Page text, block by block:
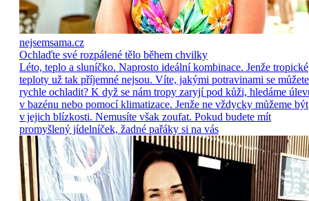
nejsemsama.cz
Ochlaďte své rozpálené tělo během chvilky
Léto, teplo a sluníčko. Naprosto ideální kombinace. Jenže tropické
teploty už tak příjemné nejsou. Víte, jakými potravinami se můžete
rychle ochladit? K dyž se nám tropy zaryjí pod kůži, hledáme
v bazénu nebo pomocí klimatizace. Jenže ne vždycky můžeme být
v jejich blízkosti. Nemusíte však zoufat. Pokud budete mít
promyšlený jídelníček, žadné pařáky si na vás